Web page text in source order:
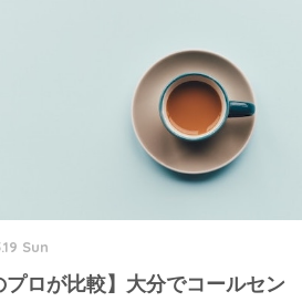
Sun
プロが比較】大分でコールセン